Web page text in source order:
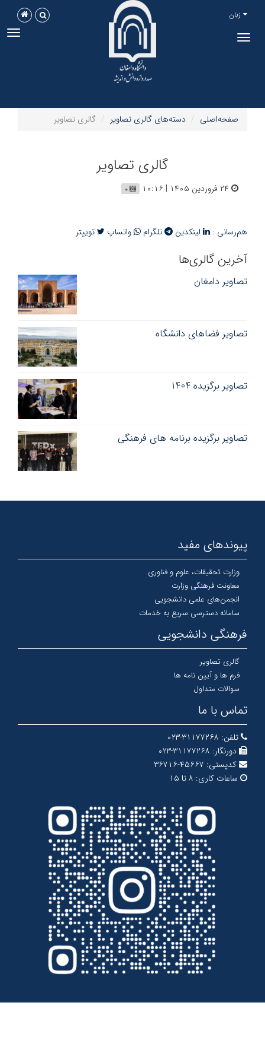
Toggle
زبان
صفحه‌اصلی دسته‌های گالری تصاویر گالری تصاویر
گالری تصاویر
هم‌رسانی : لینکدین تلگرام واتساپ توییتر
آخرین گالری‌ها
تصاویر دامغان
تصاویر فضاهای دانشگاه
تصاویر برگزیده 1404
تصاویر برگزیده برنامه های فرهنگی
پیوندهای مفید
وزارت تحقیقات، علوم و فناوری
معاونت فرهنگی وزارت
انجمن‌های علمی دانشجویی
سامانه دسترسی سریع به خدمات
فرهنگی دانشجویی
گالری تصاویر
فرم ها و آیین نامه ها
سوالات متداول
تماس با ما
تلفن: ۳۱۱۷۷۲۶۸-۰۲۳
دورنگار: ۳۱۱۷۷۲۶۸-۰۲۳
کدپستی: ۴۵۶۶۷-۳۶۷۱۶
ساعات کاری: ۸ تا ۱۵